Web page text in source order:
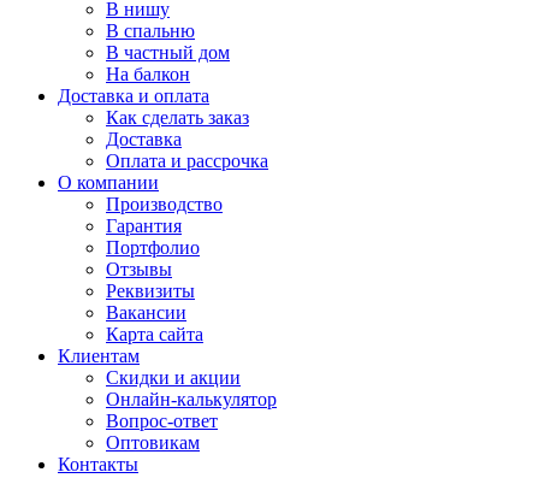
В нишу
В спальню
В частный дом
На балкон
Доставка и оплата
Как сделать заказ
Доставка
Оплата и рассрочка
О компании
Производство
Гарантия
Портфолио
Отзывы
Реквизиты
Вакансии
Карта сайта
Клиентам
Скидки и акции
Онлайн-калькулятор
Вопрос-ответ
Оптовикам
Контакты